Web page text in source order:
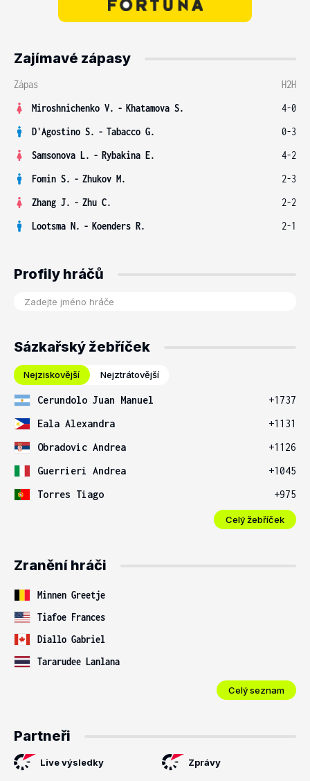
Zajímavé zápasy
Zápas
H2H
Miroshnichenko V. - Khatamova S.
4-0
D'Agostino S. - Tabacco G.
0-3
Samsonova L. - Rybakina E.
4-2
Fomin S. - Zhukov M.
2-3
Zhang J. - Zhu C.
2-2
Lootsma N. - Koenders R. 2-1
Profily hráčů
Sázkařský žebříček
Nejziskovější Nejztrátovější
Cerundolo Juan Manuel
+1737
Eala Alexandra
+1131
Obradovic Andrea
+1126
Guerrieri Andrea
+1045
Torres Tiago
+975
Celý žebříček
Zranění hráči
Minnen Greetje
Tiafoe Frances
Diallo Gabriel
Tararudee Lanlana
Celý seznam
Partneři
Live výsledky Zprávy